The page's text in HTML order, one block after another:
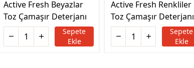
Active Fresh Beyazlar
Toz Çamaşır Deterjanı
Sepete
Ekle
Active Fresh Renkliler
Toz Çamaşır Deterjanı
Sepete
Ekle